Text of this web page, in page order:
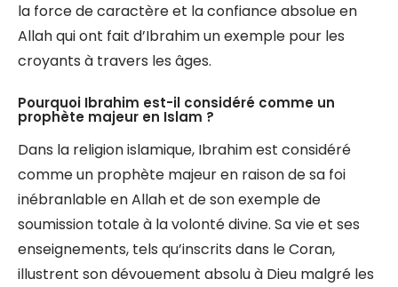
la force de caractère et la confiance absolue en
Allah qui ont fait d’Ibrahim un exemple pour les
croyants à travers les âges.
Pourquoi Ibrahim est-il considéré comme un
prophète majeur en Islam ?
Dans la religion islamique, Ibrahim est considéré
comme un prophète majeur en raison de sa foi
inébranlable en Allah et de son exemple de
soumission totale à la volonté divine. Sa vie et ses
enseignements, tels qu’inscrits dans le Coran,
illustrent son dévouement absolu à Dieu malgré les